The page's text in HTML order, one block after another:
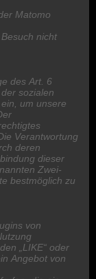
Matomo
Besuch nicht
des Art. 6
sozialen
um unsere
Verantwortung
deren
dieser
Zwei-
bestmöglich zu
von
„LIKE“ oder
Angebot von